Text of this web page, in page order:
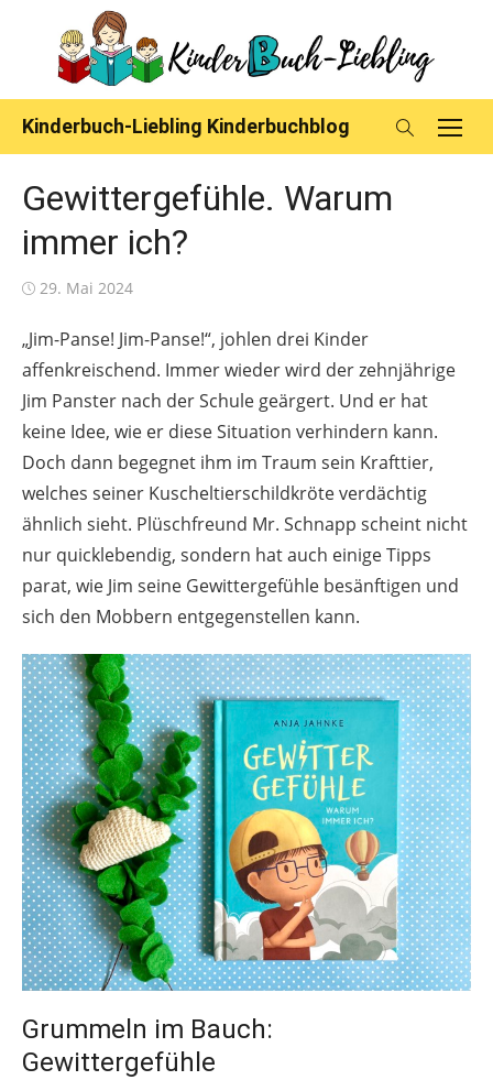
content
Kinderbuch-Liebling Kinderbuchblog
Gewittergefühle. Warum
immer ich?
Posted
29. Mai 2024
„Jim-Panse! Jim-Panse!“, johlen drei Kinder
affenkreischend. Immer wieder wird der zehnjährige
Jim Panster nach der Schule geärgert. Und er hat
keine Idee, wie er diese Situation verhindern kann.
Doch dann begegnet ihm im Traum sein Krafttier,
welches seiner Kuscheltierschildkröte verdächtig
ähnlich sieht. Plüschfreund Mr. Schnapp scheint nicht
nur quicklebendig, sondern hat auch einige Tipps
parat, wie Jim seine Gewittergefühle besänftigen und
sich den Mobbern entgegenstellen kann.
Grummeln im Bauch:
Gewittergefühle